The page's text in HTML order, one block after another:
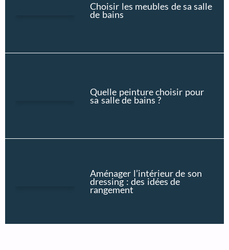
Choisir les meubles de sa salle
de bains
Quelle peinture choisir pour
sa salle de bains ?
Aménager l’intérieur de son
dressing : des idées de
rangement